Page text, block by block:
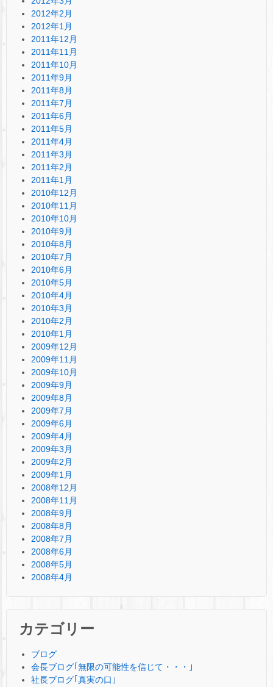
2012年2月
2012年1月
2011年12月
2011年11月
2011年10月
2011年9月
2011年8月
2011年7月
2011年6月
2011年5月
2011年4月
2011年3月
2011年2月
2011年1月
2010年12月
2010年11月
2010年10月
2010年9月
2010年8月
2010年7月
2010年6月
2010年5月
2010年4月
2010年3月
2010年2月
2010年1月
2009年12月
2009年11月
2009年10月
2009年9月
2009年8月
2009年7月
2009年6月
2009年4月
2009年3月
2009年2月
2009年1月
2008年12月
2008年11月
2008年9月
2008年8月
2008年7月
2008年6月
2008年5月
2008年4月
カテゴリー
ブログ
会長ブログ｢無限の可能性を信じて・・・｣
社長ブログ｢真実の口｣